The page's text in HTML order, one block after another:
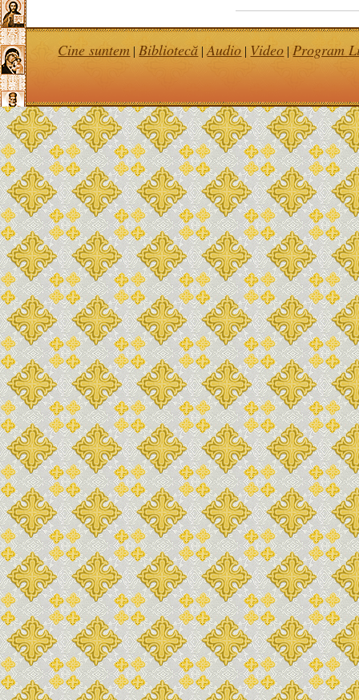
Cine suntem | Bibliotecă |Audio | Video | Program